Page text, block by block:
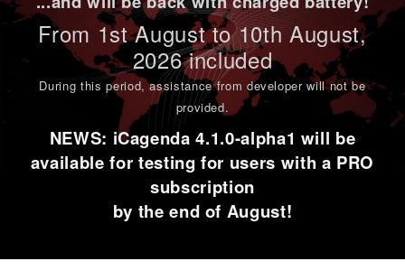
From 1stAugust to 10th August,
2026 included
During this period,assistance from developer will not be
provided.
NEWS: iCagenda 4.1.0-alpha1 will be
available for testing for users with a PRO
subscription
by the end of August!